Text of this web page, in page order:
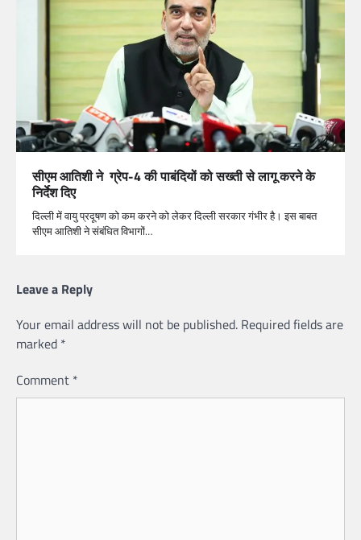
सीएम आतिशी ने ग्रेप-4 की पाबंदियों को सख्ती से लागू करने के
निर्देश दिए
दिल्ली में वायु प्रदूषण को कम करने को लेकर दिल्ली सरकार गंभीर है। इस बाबत
सीएम आतिशी ने संबंधित विभागों…
Leave a Reply
Your email address will not be published. Required fields are
marked *
Comment *